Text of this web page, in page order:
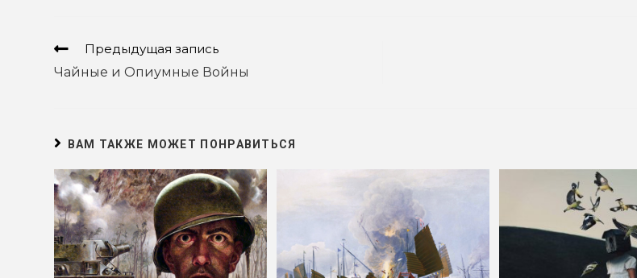
Еще
Предыдущая запись
Чайные и Опиумные Войны
ВАМ ТАКЖЕ МОЖЕТ ПОНРАВИТЬСЯ